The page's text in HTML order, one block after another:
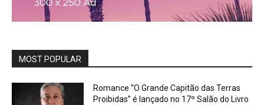
MOST POPULAR
Romance “O Grande Capitão das Terras
Proibidas” é lançado no 17º Salão do Livro